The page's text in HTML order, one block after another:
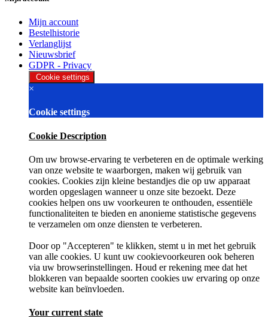
Mijn account
Bestelhistorie
Verlanglijst
Nieuwsbrief
GDPR - Privacy
Cookie settings
×
Cookie settings
Cookie Description
Om uw browse-ervaring te verbeteren en de optimale werking
van onze website te waarborgen, maken wij gebruik van
cookies. Cookies zijn kleine bestandjes die op uw apparaat
worden opgeslagen wanneer u onze site bezoekt. Deze
cookies helpen ons uw voorkeuren te onthouden, essentiële
functionaliteiten te bieden en anonieme statistische gegevens
te verzamelen om onze diensten te verbeteren.
Door op "Accepteren" te klikken, stemt u in met het gebruik
van alle cookies. U kunt uw cookievoorkeuren ook beheren
via uw browserinstellingen. Houd er rekening mee dat het
blokkeren van bepaalde soorten cookies uw ervaring op onze
website kan beïnvloeden.
Your current state